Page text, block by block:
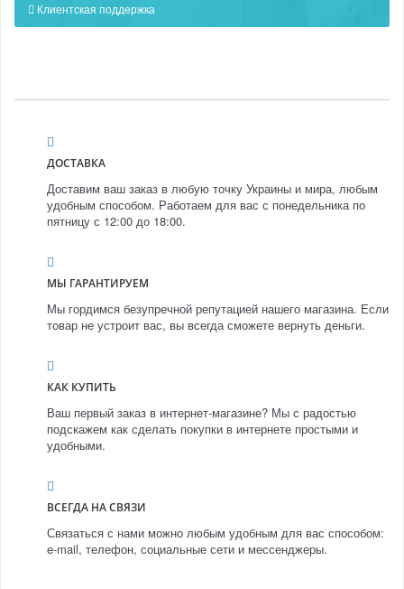
Клиентская поддержка
ДОСТАВКА
Доставим ваш заказ в любую точку Украины и мира, любым
удобным способом. Работаем для вас с понедельника по
пятницу с 12:00 до 18:00.
МЫ ГАРАНТИРУЕМ
Мы гордимся безупречной репутацией нашего магазина. Если
товар не устроит вас, вы всегда сможете вернуть деньги.
КАК КУПИТЬ
Ваш первый заказ в интернет-магазине? Мы с радостью
подскажем как сделать покупки в интернете простыми и
удобными.
ВСЕГДА НА СВЯЗИ
Связаться с нами можно любым удобным для вас способом:
e-mail, телефон, социальные сети и мессенджеры.